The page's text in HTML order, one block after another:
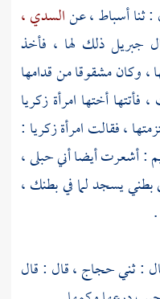
ثناأسباط، عنالسدي ،
جبريل ذلك لها ، فأخذ
وكان مشقوقا من قدامها
أختها امرأة زكريا
، فقالت امرأة زكريا :
: أشعرت أيضا أني حبلى ،
يسجد لما في بطنك ،
: ثنيحجاج ،قال : قال